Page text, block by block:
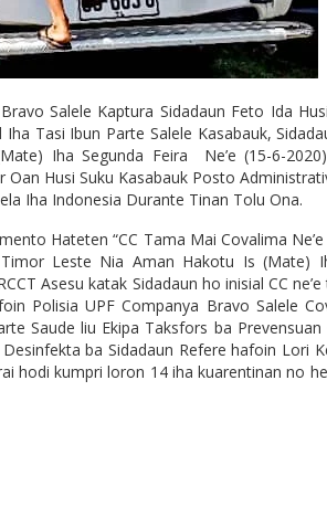
Salele Kaptura Sidadaun Feto Ida
Tasi Ibun Parte Salele Kasabauk,
Iha Segunda Feira Ne’e (15-6-
Oan Husi Suku Kasabauk Posto
Iha Indonesia Durante Tinan Tolu Ona.
Hateten “CC Tama Mai Covalima
Leste Nia Aman Hakotu Is (Mate)
Asesu katak Sidadaun ho inisial CC
Polisia UPF Companya Bravo Salele
Saude liu Ekipa Taksfors ba Prevensuan
ba Sidadaun Refere hafoin Lori
hodi kumpri loron 14 iha kuarentinan no